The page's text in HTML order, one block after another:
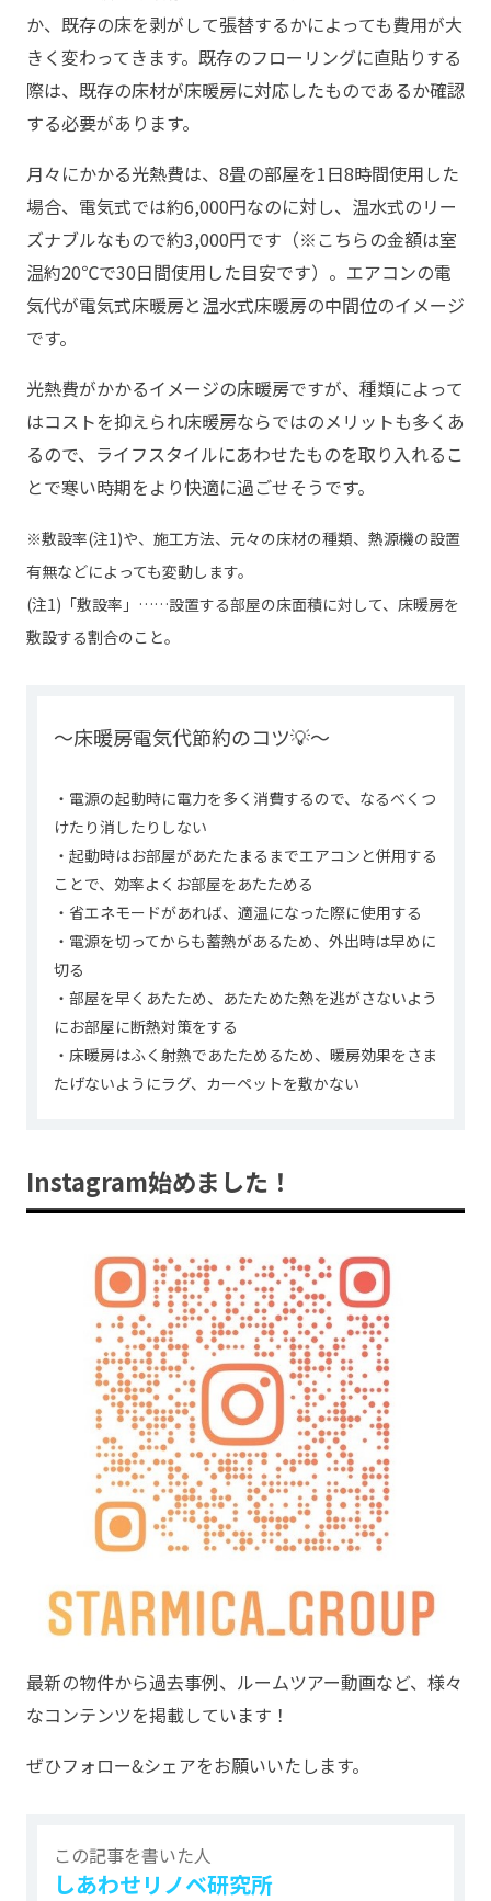
か、既存の床を剥がして張替するかによっても費用が大
きく変わってきます。既存のフローリングに直貼りする
際は、既存の床材が床暖房に対応したものであるか確認
する必要があります。
月々にかかる光熱費は、8畳の部屋を1日8時間使用した
場合、電気式では約6,000円なのに対し、温水式のリー
ズナブルなもので約3,000円です（※こちらの金額は室
温約20℃で30日間使用した目安です）。エアコンの電
気代が電気式床暖房と温水式床暖房の中間位のイメージ
です。
光熱費がかかるイメージの床暖房ですが、種類によって
はコストを抑えられ床暖房ならではのメリットも多くあ
るので、ライフスタイルにあわせたものを取り入れるこ
とで寒い時期をより快適に過ごせそうです。
※敷設率(注1)や、施工方法、元々の床材の種類、熱源機の設置
有無などによっても変動します。
(注1)「敷設率」……設置する部屋の床面積に対して、床暖房を
敷設する割合のこと。
～床暖房電気代節約のコツ💡～
・電源の起動時に電力を多く消費するので、なるべくつ
けたり消したりしない
・起動時はお部屋があたたまるまでエアコンと併用する
ことで、効率よくお部屋をあたためる
・省エネモードがあれば、適温になった際に使用する
・電源を切ってからも蓄熱があるため、外出時は早めに
切る
・部屋を早くあたため、あたためた熱を逃がさないよう
にお部屋に断熱対策をする
・床暖房はふく射熱であたためるため、暖房効果をさま
たげないようにラグ、カーペットを敷かない
Instagram始めました！
最新の物件から過去事例、ルームツアー動画など、様々
なコンテンツを掲載しています！
ぜひフォロー&シェアをお願いいたします。
この記事を書いた人
しあわせリノベ研究所